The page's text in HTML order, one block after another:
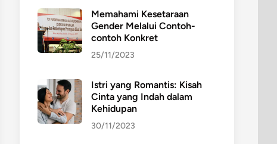
Memahami Kesetaraan
Gender Melalui Contoh-
contoh Konkret
25/11/2023
Istri yang Romantis: Kisah
Cinta yang Indah dalam
Kehidupan
30/11/2023